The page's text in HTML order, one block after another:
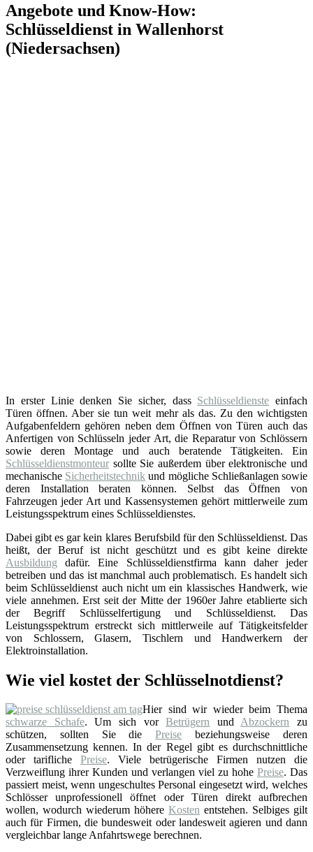
Angebote und Know-How:
Schlüsseldienst in Wallenhorst
(Niedersachsen)
In erster Linie denken Sie sicher, dass Schlüsseldienste einfach
Türen öffnen. Aber sie tun weit mehr als das. Zu den wichtigsten
Aufgabenfeldern gehören neben dem Öffnen von Türen auch das
Anfertigen von Schlüsseln jeder Art, die Reparatur von Schlössern
sowie deren Montage und auch beratende Tätigkeiten. Ein
Schlüsseldienstmonteur sollte Sie außerdem über elektronische und
mechanische Sicherheitstechnik und mögliche Schließanlagen sowie
deren Installation beraten können. Selbst das Öffnen von
Fahrzeugen jeder Art und Kassensystemen gehört mittlerweile zum
Leistungsspektrum eines Schlüsseldienstes.
Dabei gibt es gar kein klares Berufsbild für den Schlüsseldienst. Das
heißt, der Beruf ist nicht geschützt und es gibt keine direkte
Ausbildung dafür. Eine Schlüsseldienstfirma kann daher jeder
betreiben und das ist manchmal auch problematisch. Es handelt sich
beim Schlüsseldienst auch nicht um ein klassisches Handwerk, wie
viele annehmen. Erst seit der Mitte der 1960er Jahre etablierte sich
der Begriff Schlüsselfertigung und Schlüsseldienst. Das
Leistungsspektrum erstreckt sich mittlerweile auf Tätigkeitsfelder
von Schlossern, Glasern, Tischlern und Handwerkern der
Elektroinstallation.
Wie viel kostet der Schlüsselnotdienst?
Hier sind wir wieder beim Thema
schwarze Schafe. Um sich vorBetrügern undAbzockern zu
schützen, sollten Sie diePreise beziehungsweise deren
Zusammensetzung kennen. In der Regel gibt es durchschnittliche
oder tarifliche Preise. Viele betrügerische Firmen nutzen die
Verzweiflung ihrer Kunden und verlangen viel zu hohe Preise. Das
passiert meist, wenn ungeschultes Personal eingesetzt wird, welches
Schlösser unprofessionell öffnet oder Türen direkt aufbrechen
wollen, wodurch wiederum höhere Kosten entstehen. Selbiges gilt
auch für Firmen, die bundesweit oder landesweit agieren und dann
vergleichbar lange Anfahrtswege berechnen.